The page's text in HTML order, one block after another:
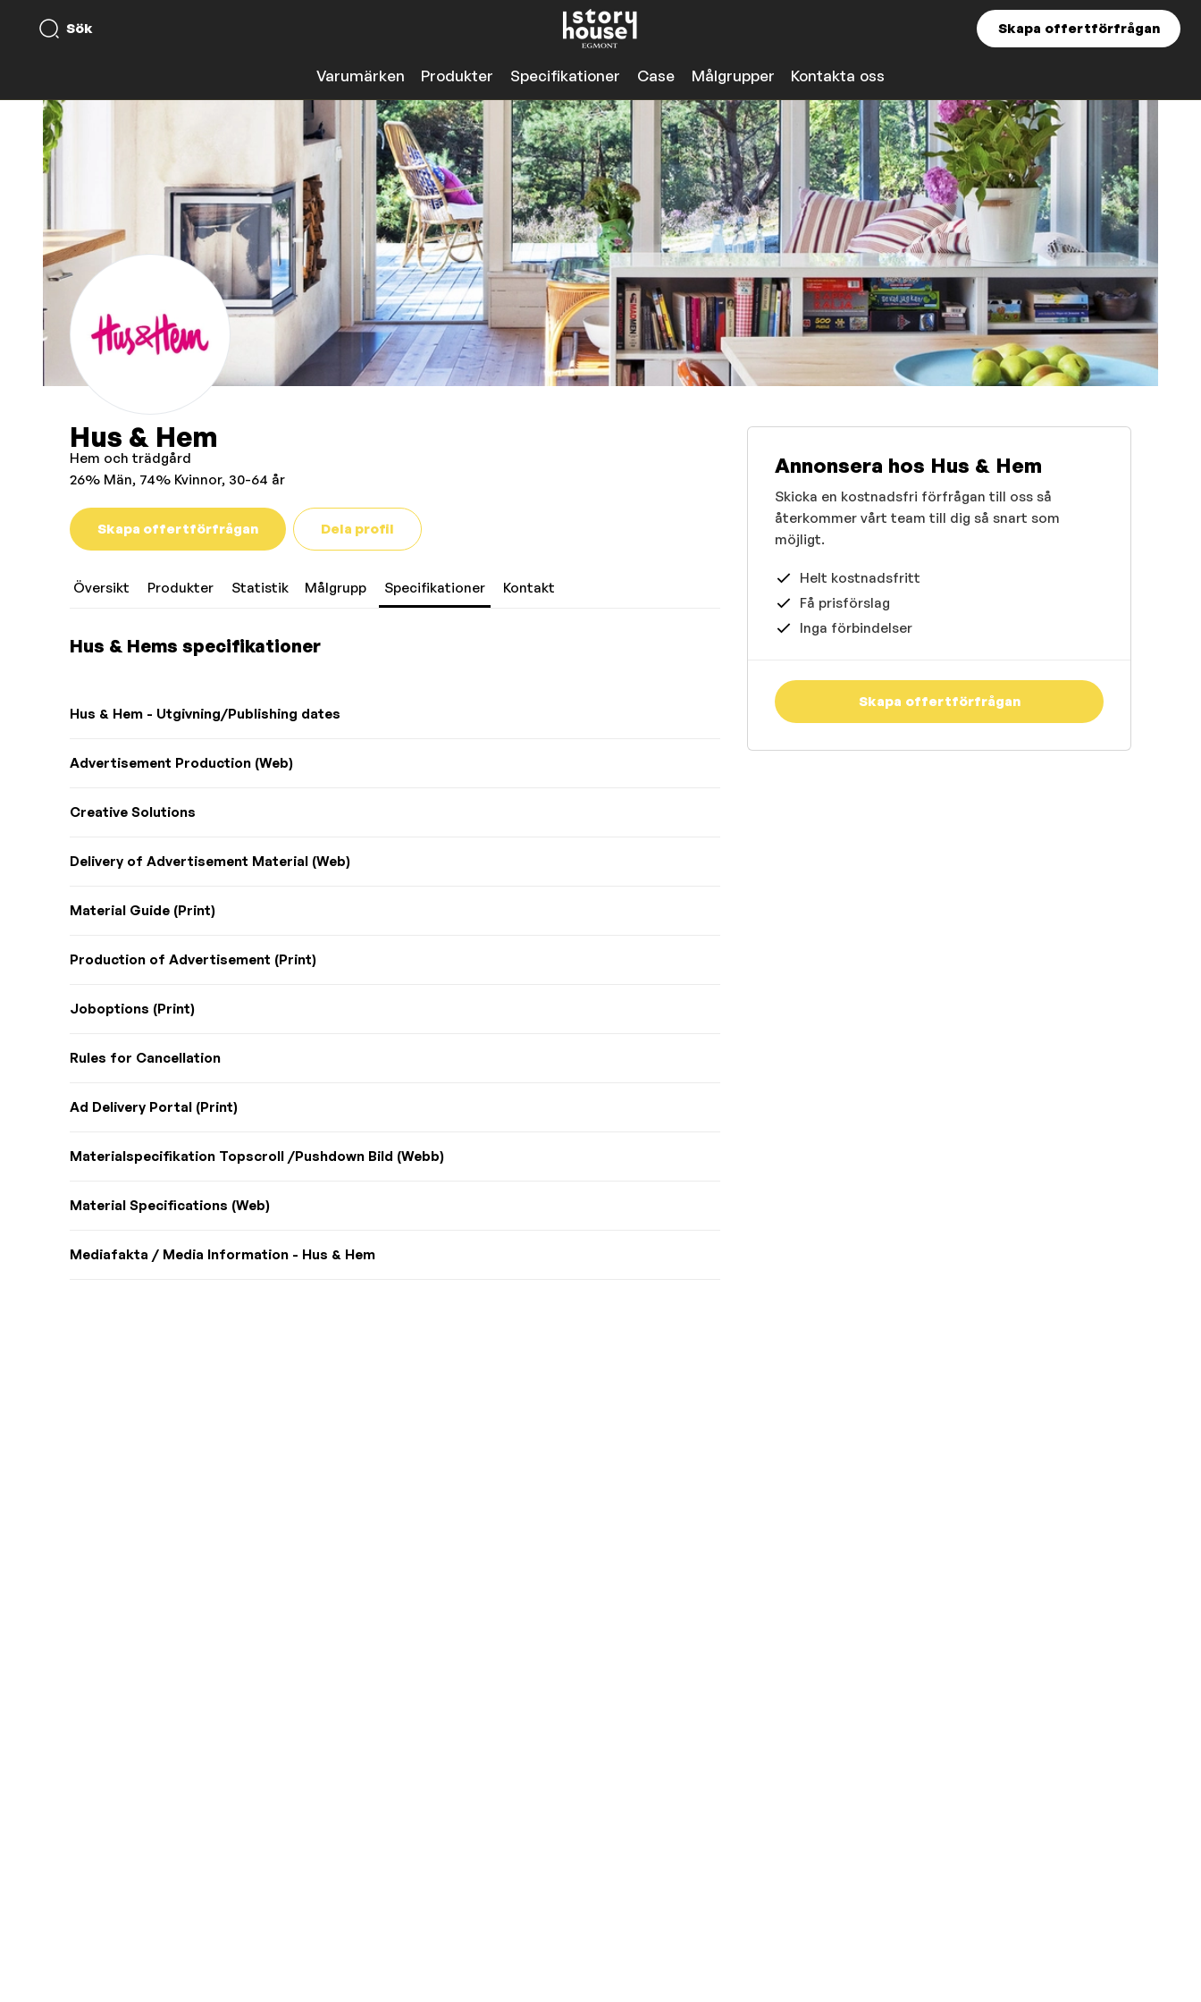
Sök Skapa offertförfrågan
Varumärken Produkter Specifikationer Case Målgrupper Kontakta oss
Hus & Hem
Hem och trädgård
26% Män, 74% Kvinnor, 30-64 år
Skapa offertförfrågan Dela profil
Översikt Produkter Statistik Målgrupp Specifikationer Kontakt
Hus & Hems specifikationer
Hus & Hem - Utgivning/Publishing dates
Advertisement Production (Web)
Creative Solutions
Delivery of Advertisement Material (Web)
Material Guide (Print)
Production of Advertisement (Print)
Joboptions (Print)
Rules for Cancellation
Ad Delivery Portal (Print)
Materialspecifikation Topscroll /Pushdown Bild (Webb)
Material Specifications (Web)
Mediafakta / Media Information - Hus & Hem
Annonsera hos Hus & Hem
Skicka en kostnadsfri förfrågan till oss så
återkommer vårt team till dig så snart som
möjligt.
Helt kostnadsfritt
Få prisförslag
Inga förbindelser
Skapa offertförfrågan